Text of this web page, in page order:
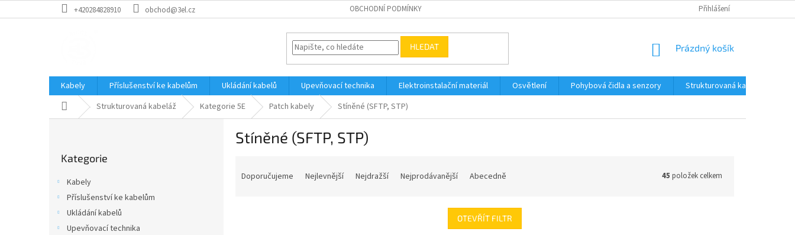
na
+420284828910 obchod@3el.cz OBCHODNÍ PODMÍNKY Přihlášení
HLEDAT
NÁKUPNÍ
Prázdný košík
Kabely Příslušenství ke kabelům Ukládání kabelů Upevňovací technika Elektroinstalační materiál Osvětlení Pohybová čidla a senzory Strukturovaná kabeláž
Domů Strukturovaná kabeláž Kategorie 5E Patch kabely Stíněné (SFTP, STP)
kategorie
Kategorie
Kabely
Příslušenství ke kabelům
Ukládání kabelů
Upevňovací technika
Stíněné (SFTP, STP)
Doporučujeme Nejlevnější Nejdražší Nejprodávanější Abecedně 45 položek celkem
OTEVŘÍT FILTR